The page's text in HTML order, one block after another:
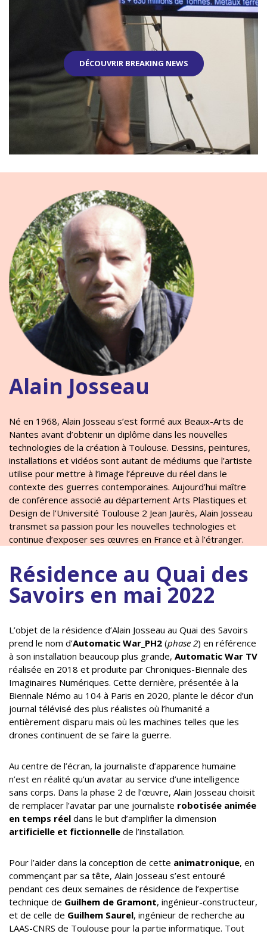
DÉCOUVRIR BREAKING NEWS
Alain Josseau
Né en 1968, Alain Josseau s’est formé aux Beaux-Arts de
Nantes avant d’obtenir un diplôme dans les nouvelles
technologies de la création à Toulouse. Dessins, peintures,
installations et vidéos sont autant de médiums que l’artiste
utilise pour mettre à l’image l’épreuve du réel dans le
contexte des guerres contemporaines. Aujourd’hui maître
de conférence associé au département Arts Plastiques et
Design de l’Université Toulouse 2 Jean Jaurès, Alain Josseau
transmet sa passion pour les nouvelles technologies et
continue d’exposer ses œuvres en France et à l’étranger.
Résidence au Quai des
Savoirs en mai 2022
L’objet de la résidence d’Alain Josseau au Quai des Savoirs
prend le nom d’Automatic War_PH2 (phase 2) en référence
à son installation beaucoup plus grande, Automatic War TV
réalisée en 2018 et produite par Chroniques-Biennale des
Imaginaires Numériques. Cette dernière, présentée à la
Biennale Némo au 104 à Paris en 2020, plante le décor d’un
journal télévisé des plus réalistes où l’humanité a
entièrement disparu mais où les machines telles que les
drones continuent de se faire la guerre.
Au centre de l’écran, la journaliste d’apparence humaine
n’est en réalité qu’un avatar au service d’une intelligence
sans corps. Dans la phase 2 de l’œuvre, Alain Josseau choisit
de remplacer l’avatar par une journaliste robotisée animée
en temps réel dans le but d’amplifier la dimension
artificielle et fictionnelle de l’installation.
Pour l’aider dans la conception de cette animatronique, en
commençant par sa tête, Alain Josseau s’est entouré
pendant ces deux semaines de résidence de l’expertise
technique de Guilhem de Gramont, ingénieur-constructeur,
et de celle de Guilhem Saurel, ingénieur de recherche au
LAAS-CNRS de Toulouse pour la partie informatique. Tout